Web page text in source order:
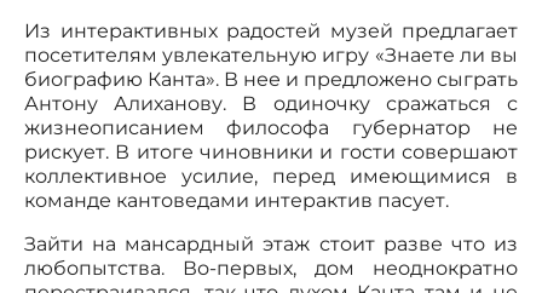
Из интерактивных радостей музей предлагает
посетителям увлекательную игру «Знаете ли вы
биографию Канта». В нее и предложено сыграть
Антону Алиханову. В одиночку сражаться с
жизнеописанием философа губернатор не
рискует. В итоге чиновники и гости совершают
коллективное усилие, перед имеющимися в
команде кантоведами интерактив пасует.
Зайти на мансардный этаж стоит разве что из
любопытства. Во-первых, дом неоднократно